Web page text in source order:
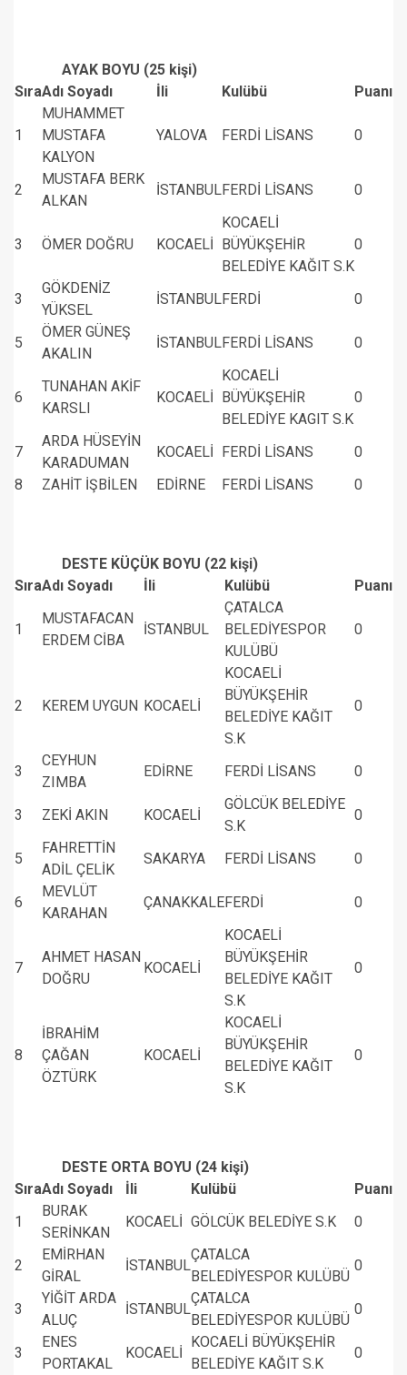
AYAK BOYU (25 kişi)
SıraAdı Soyadı İli Kulübü Puanı
1
MUHAMMET
MUSTAFA
KALYON
YALOVA FERDİ LİSANS 0
2
MUSTAFA BERK
ALKAN
İSTANBULFERDİ LİSANS 0
3 ÖMER DOĞRU KOCAELİ
KOCAELİ
BÜYÜKŞEHİR
BELEDİYE KAĞIT S.K
0
3
GÖKDENİZ
YÜKSEL
İSTANBULFERDİ 0
5
ÖMER GÜNEŞ
AKALIN
İSTANBULFERDİ LİSANS 0
6
TUNAHAN AKİF
KARSLI
KOCAELİ
KOCAELİ
BÜYÜKŞEHİR
BELEDİYE KAGIT S.K
0
7
ARDA HÜSEYİN
KARADUMAN
KOCAELİ FERDİ LİSANS
0
8
ZAHİT İŞBİLEN EDİRNE FERDİ LİSANS 0
DESTE KÜÇÜK BOYU (22 kişi)
SıraAdı Soyadı İli Kulübü Puanı
1
MUSTAFACAN
ERDEM CİBA
İSTANBUL
ÇATALCA
BELEDİYESPOR
KULÜBÜ
0
2 KEREM UYGUN KOCAELİ
KOCAELİ
BÜYÜKŞEHİR
BELEDİYE KAĞIT
S.K
0
3
CEYHUN
ZIMBA
EDİRNE FERDİ LİSANS 0
3 ZEKİ AKIN KOCAELİ
GÖLCÜK BELEDİYE
S.K
0
5
FAHRETTİN
ADİL ÇELİK
SAKARYA FERDİ LİSANS 0
6
MEVLÜT
KARAHAN
ÇANAKKALEFERDİ 0
7
AHMET HASAN
DOĞRU
KOCAELİ
KOCAELİ
BÜYÜKŞEHİR
BELEDİYE KAĞIT
S.K
0
8
İBRAHİM
ÇAĞAN
ÖZTÜRK
KOCAELİ
KOCAELİ
BÜYÜKŞEHİR
BELEDİYE KAĞIT
S.K
0
DESTE ORTA BOYU (24 kişi)
SıraAdı Soyadı İli Kulübü
Puanı
1
BURAK
SERİNKAN
KOCAELİ GÖLCÜK BELEDİYE S.K 0
2
EMİRHAN
GİRAL
İSTANBUL
ÇATALCA
BELEDİYESPOR KULÜBÜ
0
3
YİĞİT ARDA
ALUÇ
İSTANBUL
ÇATALCA
BELEDİYESPOR KULÜBÜ
0
3
ENES
PORTAKAL
KOCAELİ
KOCAELİ BÜYÜKŞEHİR
BELEDİYE KAĞIT S.K
0